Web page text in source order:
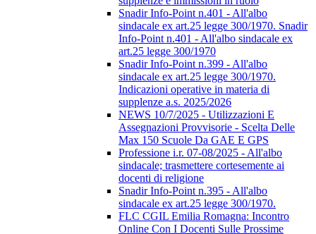
Snadir Info-Point n.401 - All'albo
sindacale ex art.25 legge 300/1970. Snadir
Info-Point n.401 - All'albo sindacale ex
art.25 legge 300/1970
Snadir Info-Point n.399 - All'albo
sindacale ex art.25 legge 300/1970.
Indicazioni operative in materia di
supplenze a.s. 2025/2026
NEWS 10/7/2025 - Utilizzazioni E
Assegnazioni Provvisorie - Scelta Delle
Max 150 Scuole Da GAE E GPS
Professione i.r. 07-08/2025 - All'albo
sindacale; trasmettere cortesemente ai
docenti di religione
Snadir Info-Point n.395 - All'albo
sindacale ex art.25 legge 300/1970.
FLC CGIL Emilia Romagna: Incontro
Online Con I Docenti Sulle Prossime